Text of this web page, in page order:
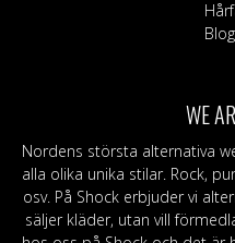
WE
Nordens största alternativa
alla olika unika stilar. Rock,
osv. På Shock erbjuder vi
säljer kläder, utan vill